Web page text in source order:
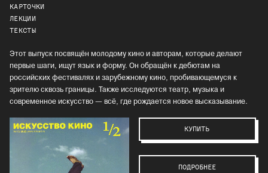
КАРТОЧКИ
ЛЕКЦИИ
ТЕКСТЫ
Этот выпуск посвящён молодому кино и авторам, которые делают
первые шаги, ищут язык и форму. Он обращён к дебютам на
российских фестивалях и зарубежному кино, пробивающемуся к
зрителю сквозь границы. Также исследуются театр, музыка и
современное искусство — всё, где рождается новое высказывание.
КУПИТЬ
ПОДРОБНЕЕ